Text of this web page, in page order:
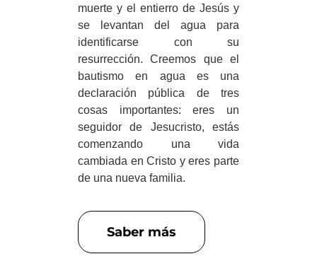
muerte y el entierro de Jesús y
se levantan del agua para
identificarse con su
resurrección. Creemos que el
bautismo en agua es una
declaración pública de tres
cosas importantes: eres un
seguidor de Jesucristo, estás
comenzando una vida
cambiada en Cristo y eres parte
de una nueva familia.
Saber más